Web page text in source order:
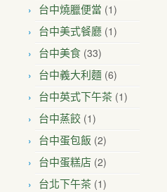
台中燒臘便當 (1)
台中美式餐廳 (1)
台中美食 (33)
台中義大利麵 (6)
台中英式下午茶 (1)
台中蒸餃 (1)
台中蛋包飯 (2)
台中蛋糕店 (2)
台北下午茶 (1)